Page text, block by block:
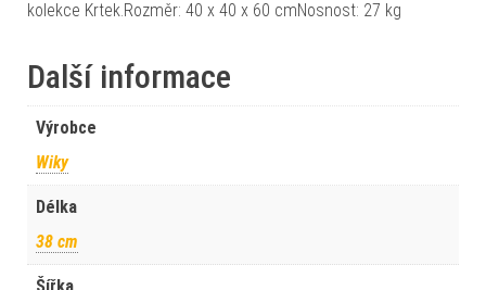
kolekce Krtek.Rozměr: 40 x 40 x 60 cmNosnost: 27 kg
Další informace
Výrobce
Wiky
Délka
38 cm